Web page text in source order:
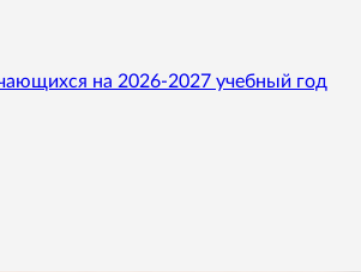
на 2026-2027 учебный год